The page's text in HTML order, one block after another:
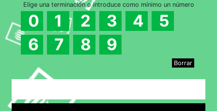
Elige una terminación o introduce como mínimo un número
0 1 2 3 4
5
6
7 8 9
Borrar